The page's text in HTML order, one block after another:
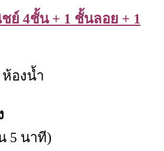
ย์ 4ชั้น + 1 ชั้นลอย + 1
องน้ำ
5 นาที)